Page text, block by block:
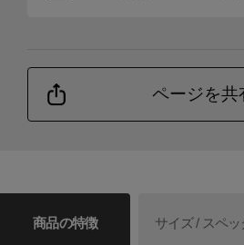
ページを共
商品の特徴 サイズ / スペッ